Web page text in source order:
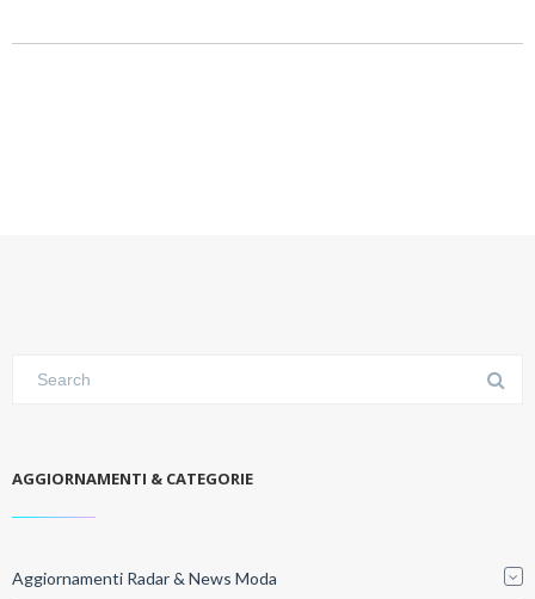
AGGIORNAMENTI & CATEGORIE
Aggiornamenti Radar & News Moda